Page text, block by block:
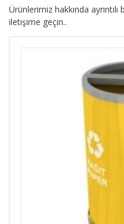
Ürünlerimiz hakkında
iletişime geçin..